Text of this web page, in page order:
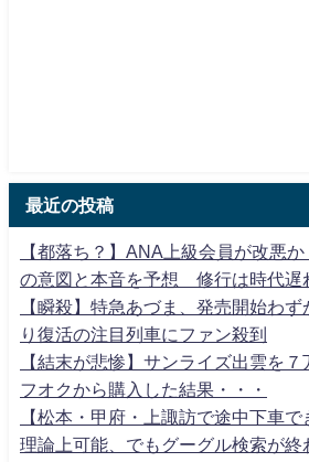
最近の投稿
【都落ち？】ANA上級会員が改悪
の意図と本音を予想 修行は時代遅
【瞬殺】特急あづま、発売開始わ
り復活の注目列車にファン殺到
【結末が悲惨】サンライズ出雲を
フオクから購入した結果・・・
【松本・甲府・上諏訪で途中下車
理論上可能、でもグーグル検索が終